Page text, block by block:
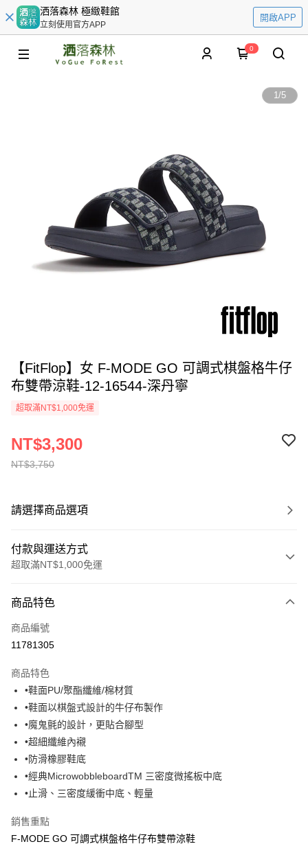
洒落森林 極緻鞋館
立刻使用官方APP
開啟APP
0
1/5
【FitFlop】女 F-MODE GO 可調式棋盤格牛仔
布雙帶涼鞋-12-16544-深丹寧
超取滿NT$1,000免運
NT$3,750
NT$3,300
請選擇商品選項
付款與運送方式
超取滿NT$1,000免運
信用卡一次付款
超商取貨付款
運送方式
全家取貨付款
每筆NT$60，滿NT$1,000(含以上)免運費
7-11取貨付款
每筆NT$60，滿NT$1,000(含以上)免運費
宅配
每筆NT$80，滿NT$1,000(含以上)免運費
商品特色
商品編號
11781305
商品特色
•鞋面PU/聚酯纖維/棉材質
•鞋面以棋盤式設計的牛仔布製作
•魔鬼氈的設計，更貼合腳型
•超細纖維內襯
•防滑橡膠鞋底
•經典MicrowobbleboardTM 三密度微搖板中底
•止滑、三密度緩衝中底、輕量
銷售重點
F-MODE GO 可調式棋盤格牛仔布雙帶涼鞋